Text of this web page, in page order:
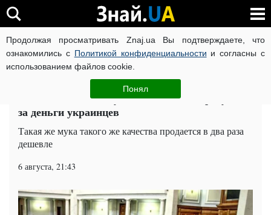
Продолжая просматривать Znaj.ua Вы подтверждаете, что
ознакомились с Политикой конфиденциальности и согласны с
использованием файлов cookie.
Понял
ВОЙНА РОССИИ ПРОТИВ УКРАИНЫ КОРОНАВИРУС В
Политика ЧИТАТИ УКРАЇНСЬКОЮ
Столовая Рады закупает "золотые" продукты
за деньги украинцев
Такая же мука такого же качества продается в два раза
дешевле
6 августа, 21:43